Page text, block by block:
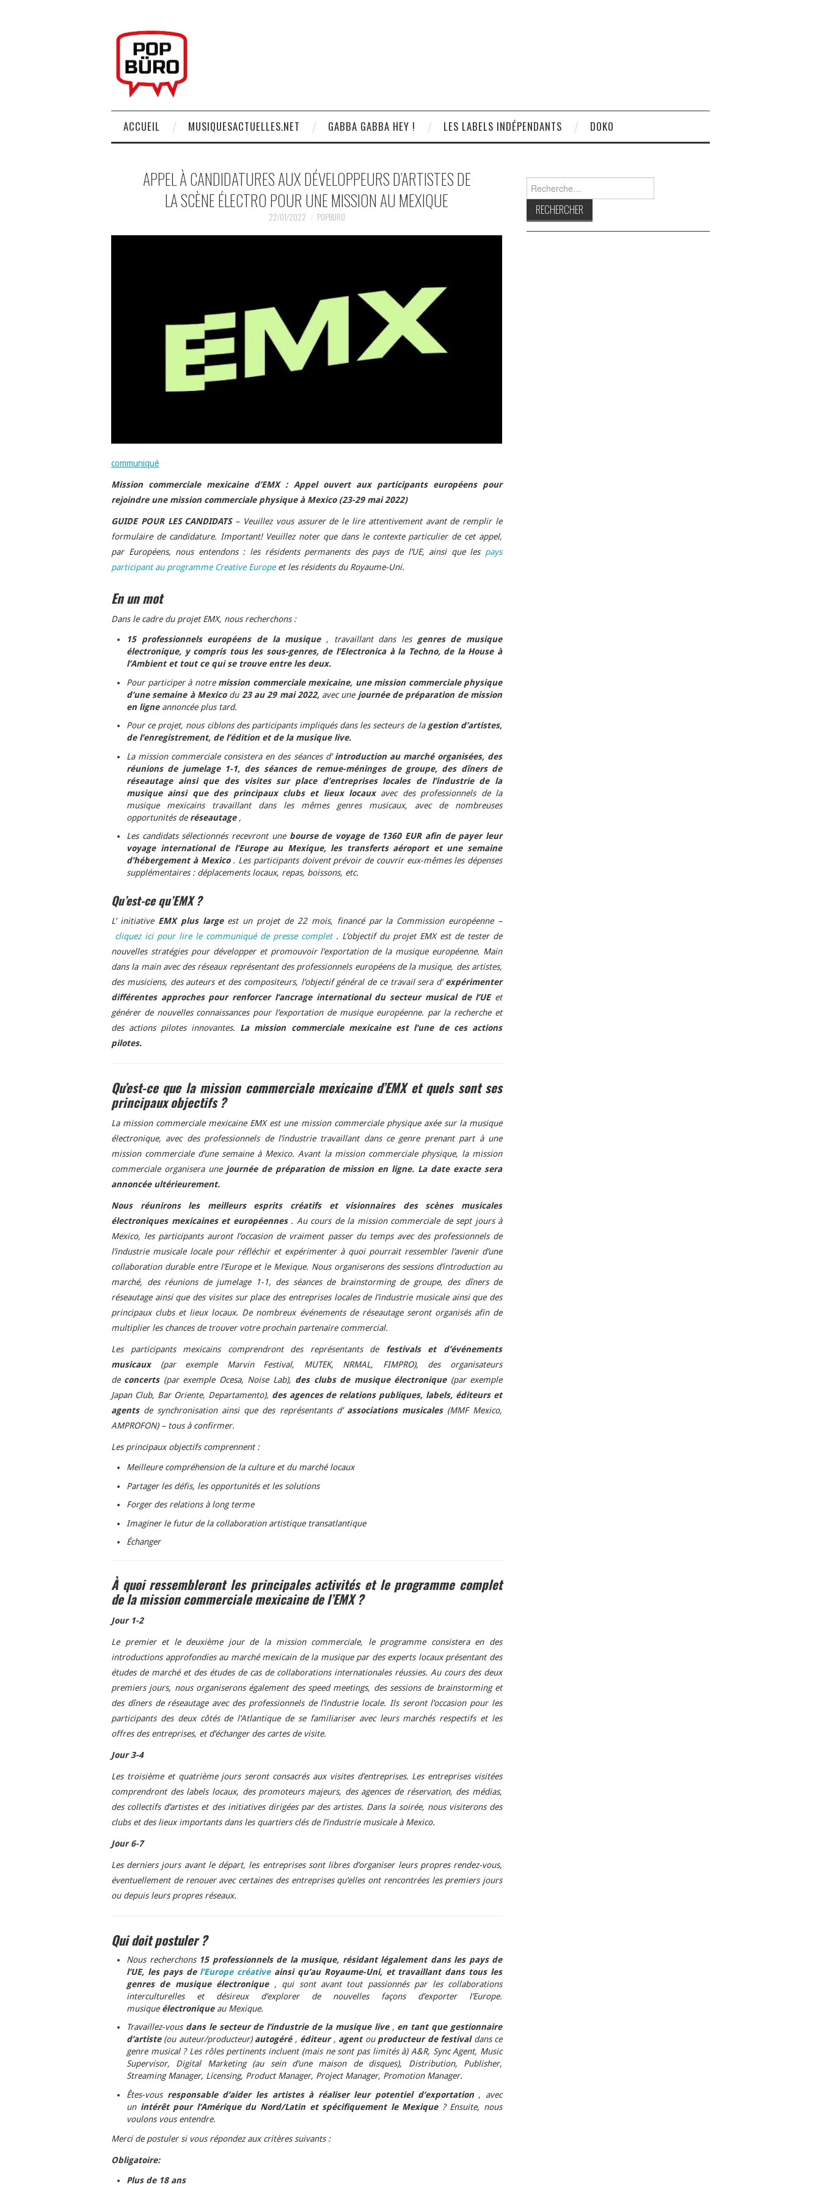
ACCUEIL MUSIQUESACTUELLES.NET GABBA GABBA HEY ! LES LABELS INDÉPENDANTS DOKO
APPEL À CANDIDATURES AUX DÉVELOPPEURS D’ARTISTES DE
LA SCÈNE ÉLECTRO POUR UNE MISSION AU MEXIQUE
22/01/2022 POPBURO
communiqué
Mission commerciale mexicaine d’EMX : Appel ouvert aux participants européens pour
rejoindre une mission commerciale physique à Mexico (23-29 mai 2022)
GUIDE POUR LES CANDIDATS– Veuillez vous assurer de le lire attentivement avant de remplir le
formulaire de candidature. Important! Veuillez noter que dans le contexte particulier de cet appel,
par Européens, nous entendons : les résidents permanents des pays de l’UE, ainsi que les pays
participant au programme Creative Europeet les résidents du Royaume-Uni.
En un mot
Dans le cadre du projet EMX, nous recherchons :
15 professionnels européens de la musique , travaillant dans les genres de musique
électronique, y compris tous les sous-genres, de l’Electronica à la Techno, de la House à
l’Ambient et tout ce qui se trouve entre les deux.
Pour participer à notre mission commerciale mexicaine, une mission commerciale physique
d’une semaine à Mexico du 23 au 29 mai 2022, avec une journée de préparation de mission
en ligne annoncée plus tard.
Pour ce projet, nous ciblons des participants impliqués dans les secteurs de la gestion d’artistes,
de l’enregistrement, de l’édition et de la musique live.
La mission commerciale consistera en des séances d’introduction au marché organisées, des
réunions de jumelage 1-1, des séances de remue-méninges de groupe, des dîners de
réseautage ainsi que des visites sur place d’entreprises locales de l’industrie de la
musique ainsi que des principaux clubs et lieux locaux avec des professionnels de la
musique mexicains travaillant dans les mêmes genres musicaux, avec de nombreuses
opportunités de réseautage ,
Les candidats sélectionnés recevront une bourse de voyage de 1360 EUR afin de payer leur
voyage international de l’Europe au Mexique, les transferts aéroport et une semaine
d’hébergement à Mexico . Les participants doivent prévoir de couvrir eux-mêmes les dépenses
supplémentaires : déplacements locaux, repas, boissons, etc.
Qu’est-ce qu’EMX ?
L’ initiative EMX plus large est un projet de 22 mois, financé par la Commission européenne –
cliquez ici pour lire le communiqué de presse complet. L’objectif du projet EMX est de tester de
nouvelles stratégies pour développer et promouvoir l’exportation de la musique européenne. Main
dans la main avec des réseaux représentant des professionnels européens de la musique, des artistes,
des musiciens, des auteurs et des compositeurs, l’objectif général de ce travail sera d’expérimenter
différentes approches pour renforcer l’ancrage international du secteur musical de l’UE et
générer de nouvelles connaissances pour l’exportation de musique européenne. par la recherche et
des actions pilotes innovantes. La mission commerciale mexicaine est l’une de ces actions
pilotes.
Qu’est-ce que la mission commerciale mexicaine d’EMX et quels sont ses
principaux objectifs ?
La mission commerciale mexicaine EMX est une mission commerciale physique axée sur la musique
électronique, avec des professionnels de l’industrie travaillant dans ce genre prenant part à une
mission commerciale d’une semaine à Mexico. Avant la mission commerciale physique, la mission
commerciale organisera une journée de préparation de mission en ligne. La date exacte sera
annoncée ultérieurement.
Nous réunirons les meilleurs esprits créatifs et visionnaires des scènes musicales
électroniques mexicaines et européennes . Au cours de la mission commerciale de sept jours à
Mexico, les participants auront l’occasion de vraiment passer du temps avec des professionnels de
l’industrie musicale locale pour réfléchir et expérimenter à quoi pourrait ressembler l’avenir d’une
collaboration durable entre l’Europe et le Mexique. Nous organiserons des sessions d’introduction au
marché, des réunions de jumelage 1-1, des séances de brainstorming de groupe, des dîners de
réseautage ainsi que des visites sur place des entreprises locales de l’industrie musicale ainsi que des
principaux clubs et lieux locaux. De nombreux événements de réseautage seront organisés afin de
multiplier les chances de trouver votre prochain partenaire commercial.
Les participants mexicains comprendront des représentants de festivals et d’événements
musicaux (par exemple Marvin Festival, MUTEK, NRMAL, FIMPRO), des organisateurs
de concerts (par exemple Ocesa, Noise Lab), des clubs de musique électronique (par exemple
Japan Club, Bar Oriente, Departamento), des agences de relations publiques, labels, éditeurs et
agents de synchronisation ainsi que des représentants d’ associations musicales (MMF Mexico,
AMPROFON) – tous à confirmer.
Les principaux objectifs comprennent :
Meilleure compréhension de la culture et du marché locaux
Partager les défis, les opportunités et les solutions
Forger des relations à long terme
Imaginer le futur de la collaboration artistique transatlantique
Échanger
À quoi ressembleront les principales activités et le programme complet
de la mission commerciale mexicaine de l’EMX ?
Jour 1-2
Le premier et le deuxième jour de la mission commerciale, le programme consistera en des
introductions approfondies au marché mexicain de la musique par des experts locaux présentant des
études de marché et des études de cas de collaborations internationales réussies. Au cours des deux
premiers jours, nous organiserons également des speed meetings, des sessions de brainstorming et
des dîners de réseautage avec des professionnels de l’industrie locale. Ils seront l’occasion pour les
participants des deux côtés de l’Atlantique de se familiariser avec leurs marchés respectifs et les
offres des entreprises, et d’échanger des cartes de visite.
Jour 3-4
Les troisième et quatrième jours seront consacrés aux visites d’entreprises. Les entreprises visitées
comprendront des labels locaux, des promoteurs majeurs, des agences de réservation, des médias,
des collectifs d’artistes et des initiatives dirigées par des artistes. Dans la soirée, nous visiterons des
clubs et des lieux importants dans les quartiers clés de l’industrie musicale à Mexico.
Jour 6-7
Les derniers jours avant le départ, les entreprises sont libres d’organiser leurs propres rendez-vous,
éventuellement de renouer avec certaines des entreprises qu’elles ont rencontrées les premiers jours
ou depuis leurs propres réseaux.
Qui doit postuler ?
Nous recherchons 15 professionnels de la musique, résidant légalement dans les pays de
l’UE, les pays de l’Europe créativeainsi qu’au Royaume-Uni, et travaillant dans tous les
genres de musique électronique , qui sont avant tout passionnés par les collaborations
interculturelles et désireux d’explorer de nouvelles façons d’exporter l’Europe.
musique électronique au Mexique.
Travaillez-vous dans le secteur de l’industrie de la musique live , en tant que gestionnaire
d’artiste (ou auteur/producteur) autogéré , éditeur , agent ou producteur de festival dans ce
genre musical ? Les rôles pertinents incluent (mais ne sont pas limités à) A&R, Sync Agent, Music
Supervisor, Digital Marketing (au sein d’une maison de disques), Distribution, Publisher,
Streaming Manager, Licensing, Product Manager, Project Manager, Promotion Manager.
Êtes-vous responsable d’aider les artistes à réaliser leur potentiel d’exportation , avec
un intérêt pour l’Amérique du Nord/Latin et spécifiquement le Mexique ? Ensuite, nous
voulons vous entendre.
Merci de postuler si vous répondez aux critères suivants :
Obligatoire:
Plus de 18 ans